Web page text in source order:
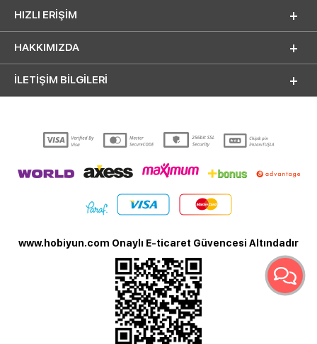
HIZLI ERIŞIM
HAKKIMIZDA
İLETİŞİM BİLGİLERİ
www.hobiyun.com Onaylı E-ticaret Güvencesi Altındadır